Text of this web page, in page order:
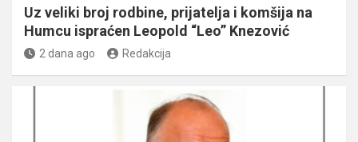
Uz veliki broj rodbine, prijatelja i komšija na
Humcu ispraćen Leopold “Leo” Knezović
2 dana ago Redakcija